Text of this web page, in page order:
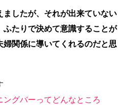
ましたが、それが出来ていない
ふたりで決めて意識することが
婦関係に導いてくれるのだと思
ングバーってどんなところ